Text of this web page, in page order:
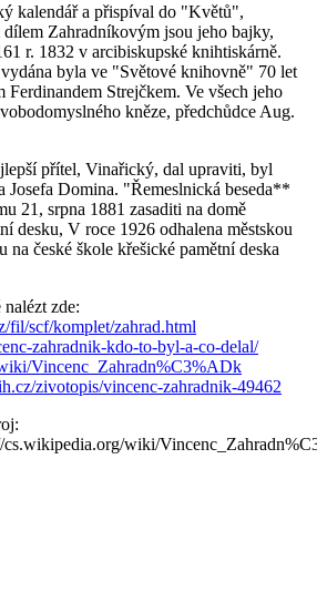
kalendář a přispíval do "Květů",
Zahradníkovým jsou jeho bajky,
r. 1832 v arcibiskupské knihtiskárně.
byla ve "Světové knihovně" 70 let
Ferdinandem Strejčkem. Ve všech jeho
kněze, předchůdce Aug.
přítel, Vinařický, dal upraviti, byl
Josefa Domina. "Řemeslnická beseda**
21, srpna 1881 zasaditi na domě
desku, V roce 1926 odhalena městskou
na české škole křešické pamětní deska
zde:
fil/scf/komplet/zahrad.html
zahradnik-kdo-to-byl-a-co-delal/
Vincenc_Zahradn%C3%ADk
zivotopis/vincenc-zahradnik-49462